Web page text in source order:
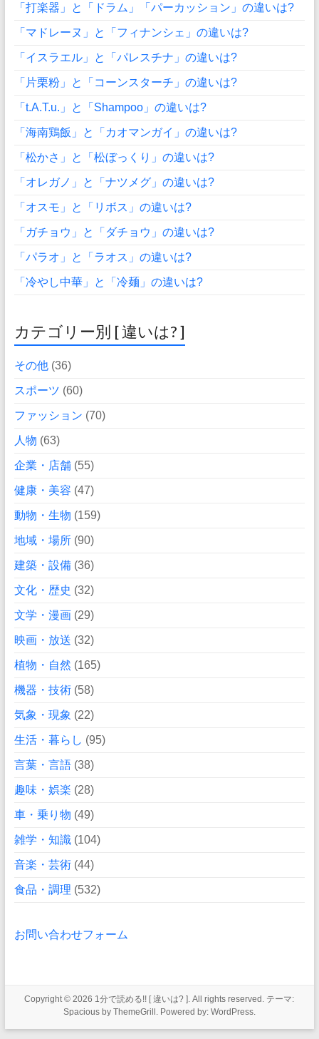
「打楽器」と「ドラム」「パーカッション」の違いは?
「マドレーヌ」と「フィナンシェ」の違いは?
「イスラエル」と「パレスチナ」の違いは?
「片栗粉」と「コーンスターチ」の違いは?
「t.A.T.u.」と「Shampoo」の違いは?
「海南鶏飯」と「カオマンガイ」の違いは?
「松かさ」と「松ぼっくり」の違いは?
「オレガノ」と「ナツメグ」の違いは?
「オスモ」と「リボス」の違いは?
「ガチョウ」と「ダチョウ」の違いは?
「パラオ」と「ラオス」の違いは?
「冷やし中華」と「冷麺」の違いは?
カテゴリー別 [ 違いは? ]
その他(36)
スポーツ (60)
ファッション (70)
人物 (63)
企業・店舗(55)
健康・美容 (47)
動物・生物 (159)
地域・場所(90)
建築・設備(36)
文化・歴史 (32)
文学・漫画(29)
映画・放送 (32)
植物・自然 (165)
機器・技術(58)
気象・現象 (22)
生活・暮らし (95)
言葉・言語(38)
趣味・娯楽 (28)
車・乗り物 (49)
雑学・知識(104)
音楽・芸術(44)
食品・調理 (532)
お問い合わせフォーム
Copyright © 2026 1分で読める!! [ 違いは? ] . All rights reserved. テーマ:
Spaciousby ThemeGrill. Powered by: WordPress.